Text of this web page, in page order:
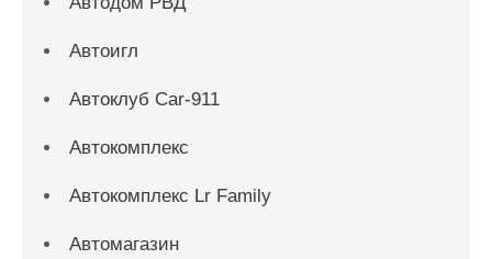
Автоигл
Автоклуб Car-911
Автокомплекс
Автокомплекс Lr Family
Автомагазин